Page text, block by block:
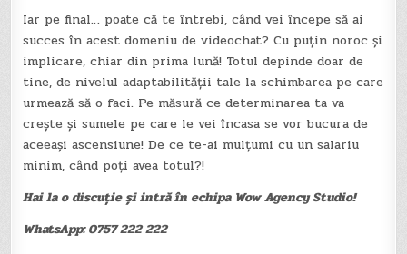
Iar pe final… poate că te întrebi, când vei începe să ai
succes în acest domeniu de videochat? Cu puțin noroc și
implicare, chiar din prima lună! Totul depinde doar de
tine, de nivelul adaptabilității tale la schimbarea pe care
urmează să o faci. Pe măsură ce determinarea ta va
crește și sumele pe care le vei încasa se vor bucura de
aceeași ascensiune! De ce te-ai mulțumi cu un salariu
minim, când poți avea totul?!
Hai la o discuție și intră în echipa Wow Agency Studio!
WhatsApp: 0757 222 222